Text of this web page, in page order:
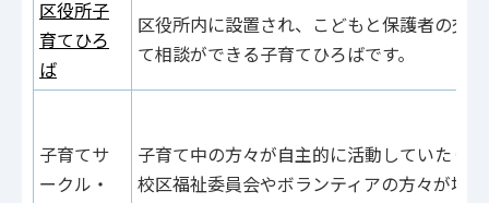
区役所子
育てひろ
ば
区役所内に設置され、こどもと保護者の交
て相談ができる子育てひろばです。
子育てサ
ークル・
子育て中の方々が自主的に活動していたり
校区福祉委員会やボランティアの方々が地